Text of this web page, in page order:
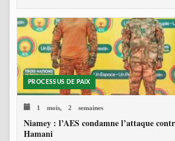
PROCESSUS DE PAIX
1 mois, 2 semaines
Niamey : l’AES condamne l’attaque
Hamani